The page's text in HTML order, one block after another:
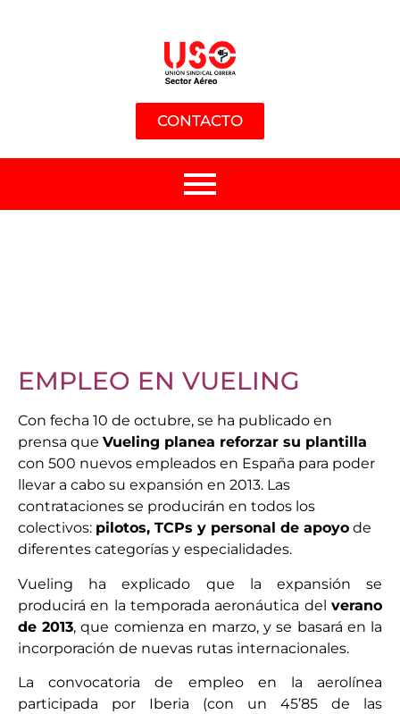
CONTACTO
EMPLEO EN VUELING
Con fecha 10 de octubre, se ha publicado en
prensa que Vueling planea reforzar su plantilla
con 500 nuevos empleados en España para poder
llevar a cabo su expansión en 2013. Las
contrataciones se producirán en todos los
colectivos: pilotos, TCPs y personal de apoyo de
diferentes categorías y especialidades.
Vueling ha explicado que la expansión se
producirá en la temporada aeronáutica del verano
de 2013, que comienza en marzo, y se basará en la
incorporación de nuevas rutas internacionales.
La convocatoria de empleo en la aerolínea
participada por Iberia (con un 45’85 de las